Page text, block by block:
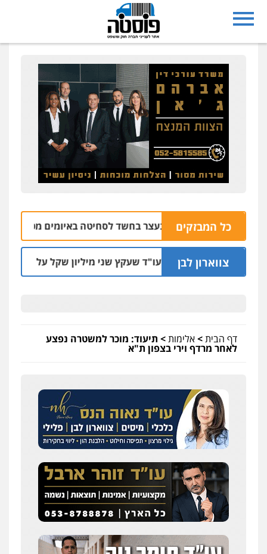
כל המבזקים
נצרת: בן 28 נעצר בחשד לסחיטה באיומים מטלפון שאינו שלו
צווארון לבן
מאסר בפועל לעו"ד שעקץ שני מיליון שקל על דירה השייכת
דף הבית>אלימות> תיעוד: מוכר למשטרה נפצע
לאחר מרדף וירי בצפון ת"א